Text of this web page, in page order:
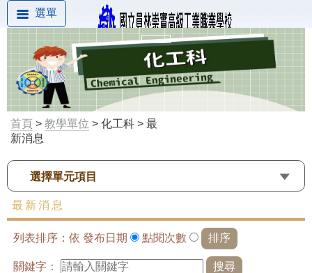
選單
首頁 > 教學單位 > 化工科 > 最
新消息
選擇單元項目
最新消息
列表排序：依 發布日期 點閱次數
關鍵字：